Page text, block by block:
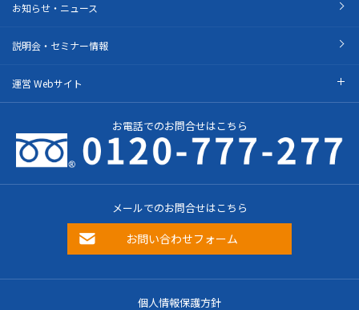
お知らせ・ニュース
説明会・セミナー情報
運営 Webサイト
お電話でのお問合せはこちら
メールでのお問合せはこちら
お問い合わせフォーム
個人情報保護方針